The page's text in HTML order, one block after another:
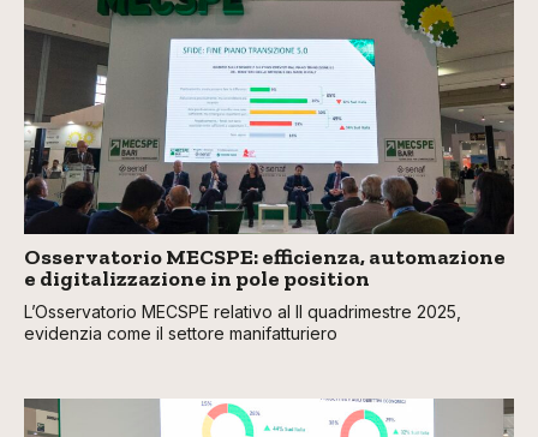
Osservatorio MECSPE: efficienza, automazione
e digitalizzazione in pole position
L’Osservatorio MECSPE relativo al II quadrimestre 2025,
evidenzia come il settore manifatturiero